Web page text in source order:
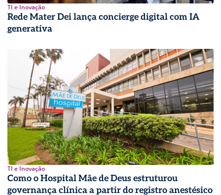
TI e Inovação
Rede Mater Dei lança concierge digital com IA
generativa
TI e Inovação
Como o Hospital Mãe de Deus estruturou
governança clínica a partir do registro anestésico